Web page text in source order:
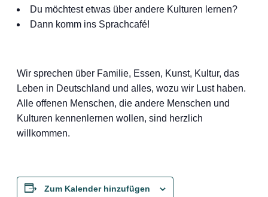
Du möchtest etwas über andere Kulturen lernen?
Dann komm ins Sprachcafé!
Wir sprechen über Familie, Essen, Kunst, Kultur, das
Leben in Deutschland und alles, wozu wir Lust haben.
Alle offenen Menschen, die andere Menschen und
Kulturen kennenlernen wollen, sind herzlich
willkommen.
Zum Kalender hinzufügen